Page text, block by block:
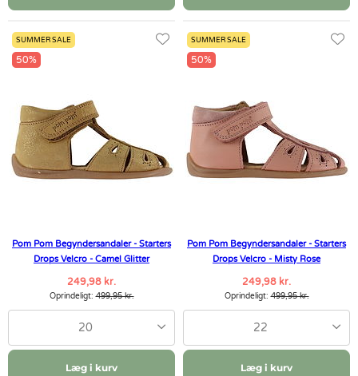
SUMMER SALE
50%
Pom Pom Begyndersandaler - Starters
Drops Velcro - Camel Glitter
249,98 kr.
Oprindeligt:499,95 kr.
20
Læg i kurv
SUMMER SALE
50%
Pom Pom Begyndersandaler - Starters
Drops Velcro - Misty Rose
249,98 kr.
Oprindeligt:499,95 kr.
22
Læg i kurv